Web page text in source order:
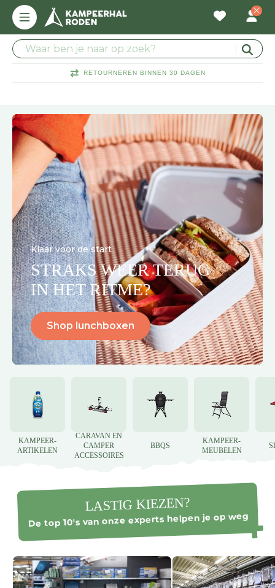
RETOURNEREN BINNEN 30 DAGEN
Klaar voor de start
STRAKS WEER TERUG
IN HET RITME?
Shop lunchboxen
KAMPEER-
ARTIKELEN
CARAVAN EN
CAMPER
ACCESSOIRES
BBQS
KAMPEER-
MEUBELEN
LASTIG KIEZEN?
De top 10's van onze experts helpen je op weg